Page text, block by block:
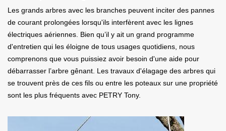
Les grands arbres avec les branches peuvent inciter des pannes
de courant prolongées lorsqu'ils interfèrent avec les lignes
électriques aériennes. Bien qu’il y ait un grand programme
d'entretien qui les éloigne de tous usages quotidiens, nous
comprenons que vous puissiez avoir besoin d'une aide pour
débarrasser l’arbre gênant. Les travaux d'élagage des arbres qui
se trouvent près de ces fils ou entre les poteaux sur une propriété
sont les plus fréquents avec PETRY Tony.